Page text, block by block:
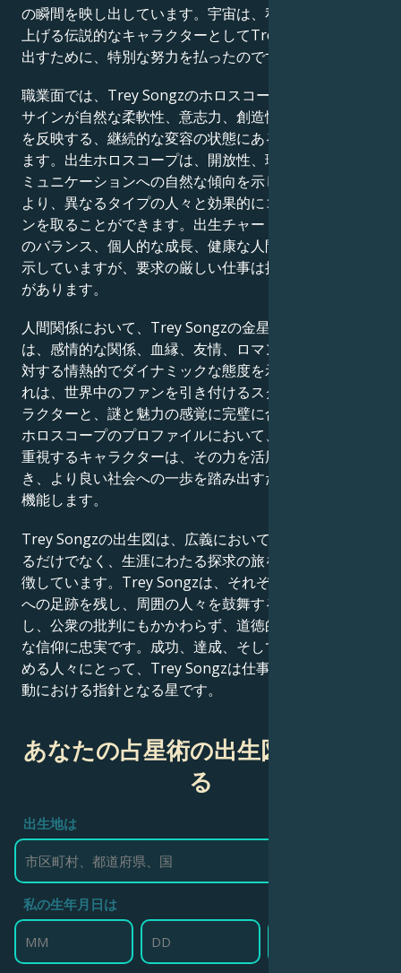
の瞬間を映し出しています。宇宙は、私たちが思わず見
上げる伝説的なキャラクターとしてTrey Songzを生み
出すために、特別な努力を払ったのです。
職業面では、Trey Songzのホロスコープは、占星術の
サインが自然な柔軟性、意志力、創造性、そして忍耐力
を反映する、継続的な変容の状態にある人間を描いてい
ます。出生ホロスコープは、開放性、理解力、そしてコ
ミュニケーションへの自然な傾向を示しており、これに
より、異なるタイプの人々と効果的にコミュニケーショ
ンを取ることができます。出生チャートは、仕事とケア
のバランス、個人的な成長、健康な人間関係への献身を
示していますが、要求の厳しい仕事は挑戦となる可能性
があります。
人間関係において、Trey Songzの金星と火星の出生図
は、感情的な関係、血縁、友情、ロマンチックな関係に
対する情熱的でダイナミックな態度を示しています。こ
れは、世界中のファンを引き付けるスクリーン上のキャ
ラクターと、謎と魅力の感覚に完璧に合致しています。
ホロスコープのプロファイルにおいて、深い人間関係を
重視するキャラクターは、その力を活用して他者を導
き、より良い社会への一歩を踏み出すための手段として
機能します。
Trey Songzの出生図は、広義において、単に有名であ
るだけでなく、生涯にわたる探求の旅を続ける人間を象
徴しています。Trey Songzは、それぞれの状況を世界
への足跡を残し、周囲の人々を鼓舞する手段として活用
し、公衆の批判にもかかわらず、道徳的な信念と宗教的
な信仰に忠実です。成功、達成、そして人生の意味を求
める人々にとって、Trey Songzは仕事、成功、社会活
動における指針となる星です。
あなたの占星術の出生図を作成す
る
出生地は
私の生年月日は